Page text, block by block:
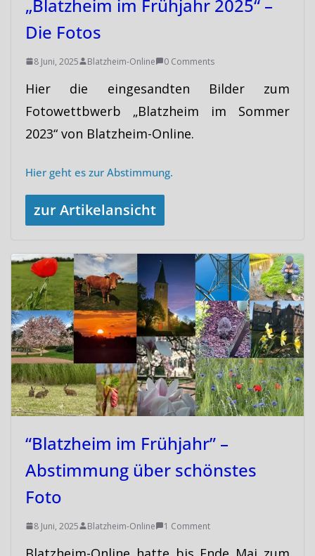
„Blatzheim im Frühjahr 2025“ –
Die Fotos
8 Juni, 2025 Blatzheim-Online 0 Comments
Hier die eingesandten Bilder zum
Fotowettbwerb „Blatzheim im Sommer
2023“ von Blatzheim-Online.
Hier geht es zur Abstimmung.
zur Artikelansicht
“Blatzheim im Frühjahr” –
Abstimmung über schönstes
Foto
8 Juni, 2025 Blatzheim-Online 1 Comment